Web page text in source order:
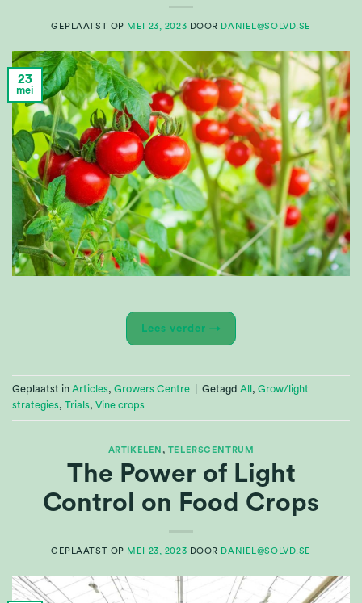
GEPLAATST OP MEI 23, 2023 DOOR DANIEL@SOLVD.SE
23
mei
Lees verder →
Geplaatst in Articles, Growers Centre Getagd All , Grow/light
strategies, Trials, Vine crops
ARTIKELEN , TELERSCENTRUM
The Power of Light
Control on Food Crops
GEPLAATST OP MEI 23, 2023 DOOR DANIEL@SOLVD.SE